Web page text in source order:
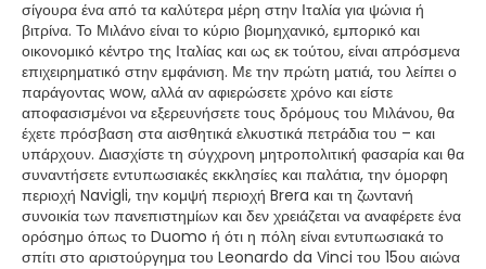
σίγουρα ένα από τα καλύτερα μέρη στην Ιταλία για ψώνια ή
βιτρίνα. Το Μιλάνο είναι το κύριο βιομηχανικό, εμπορικό και
οικονομικό κέντρο της Ιταλίας και ως εκ τούτου, είναι απρόσμενα
επιχειρηματικό στην εμφάνιση. Με την πρώτη ματιά, του λείπει ο
παράγοντας wow, αλλά αν αφιερώσετε χρόνο και είστε
αποφασισμένοι να εξερευνήσετε τους δρόμους του Μιλάνου, θα
έχετε πρόσβαση στα αισθητικά ελκυστικά πετράδια του – και
υπάρχουν. Διασχίστε τη σύγχρονη μητροπολιτική φασαρία και θα
συναντήσετε εντυπωσιακές εκκλησίες και παλάτια, την όμορφη
περιοχή Navigli, την κομψή περιοχή Brera και τη ζωντανή
συνοικία των πανεπιστημίων και δεν χρειάζεται να αναφέρετε ένα
ορόσημο όπως το Duomo ή ότι η πόλη είναι εντυπωσιακά το
σπίτι στο αριστούργημα του Leonardo da Vinci του 15ου αιώνα